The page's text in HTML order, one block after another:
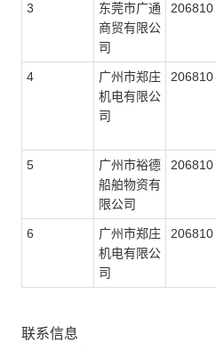
3
东莞市广通
商贸有限公
司
206810
4
广州市郑庄
机电有限公
司
206810
5
广州市裕德
船舶物资有
限公司
206810
6
广州市郑庄
机电有限公
司
206810
联系信息